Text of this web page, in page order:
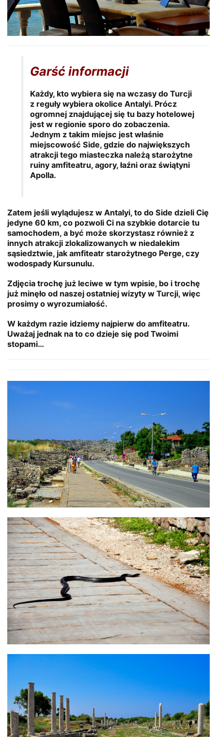
Garść informacji
Każdy, kto wybiera się na wczasy do Turcji
z reguły wybiera okolice Antalyi. Prócz
ogromnej znajdującej się tu bazy hotelowej
jest w regionie sporo do zobaczenia.
Jednym z takim miejsc jest właśnie
miejscowość Side, gdzie do największych
atrakcji tego miasteczka należą starożytne
ruiny amfiteatru, agory, łaźni oraz świątyni
Apolla.
Zatem jeśli wylądujesz w Antalyi, to do Side dzieli Cię
jedyne 60 km, co pozwoli Ci na szybkie dotarcie tu
samochodem, a być może skorzystasz również z
innych atrakcji zlokalizowanych w niedalekim
sąsiedztwie, jak amfiteatr starożytnego Perge, czy
wodospady Kursunulu.
Zdjęcia trochę już leciwe w tym wpisie, bo i trochę
już minęło od naszej ostatniej wizyty w Turcji, więc
prosimy o wyrozumiałość.
W każdym razie idziemy najpierw do amfiteatru.
Uważaj jednak na to co dzieje się pod Twoimi
stopami…